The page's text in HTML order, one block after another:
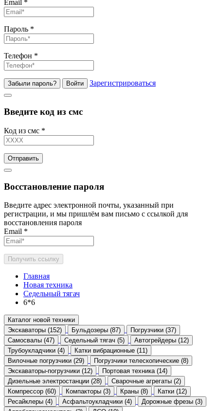
Email *
Пароль *
Телефон *
Забыли пароль? Войти Зарегистрироваться
Введите код из смс
Код из смс *
Отправить
Восстановление пароля
Введите адрес электронной почты, указанный при
регистрации, и мы пришлём вам письмо с ссылкой для
восстановления пароля
Email *
Получить ссылку
Главная
Новая техника
Седельный тягач
6*6
Каталог новой техники
Экскаваторы (152)
Бульдозеры (87)
Погрузчики (37)
Самосвалы (47)
Седельный тягач (5)
Автогрейдеры (12)
Трубоукладчики (4)
Катки вибрационные (11)
Вилочные погрузчики (29)
Погрузчики телескопические (8)
Экскаваторы-погрузчики (12)
Портовая техника (14)
Дизельные электростанции (28)
Сварочные агрегаты (2)
Компрессор (60)
Компакторы (3) Краны (8)
Катки (12)
Ресайклеры (4)
Асфальтоукладчики (4)
Дорожные фрезы (3)